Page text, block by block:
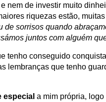
nem de investir muito
riquezas estão,
de sorrisos quando
juntos com alguém
tenho conseguido
lembranças que tenho
especial a mim própria,